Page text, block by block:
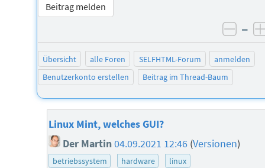
Beitrag melden
–
Übersicht alle Foren SELFHTML-Forum
anmelden
Benutzerkonto erstellen
Beitrag im Thread-Baum
Linux Mint, welches GUI?
Der Martin04.09.2021 12:46 (Versionen)
betriebssystem hardware linux